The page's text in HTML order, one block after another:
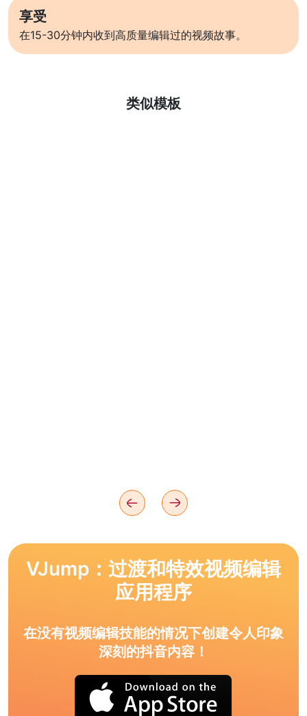
享受
在15-30分钟内收到高质量编辑过的视频故事。
类似模板
了解更多
VJump：过渡和特效视频编辑
应用程序
在没有视频编辑技能的情况下创建令人印象
深刻的抖音内容！